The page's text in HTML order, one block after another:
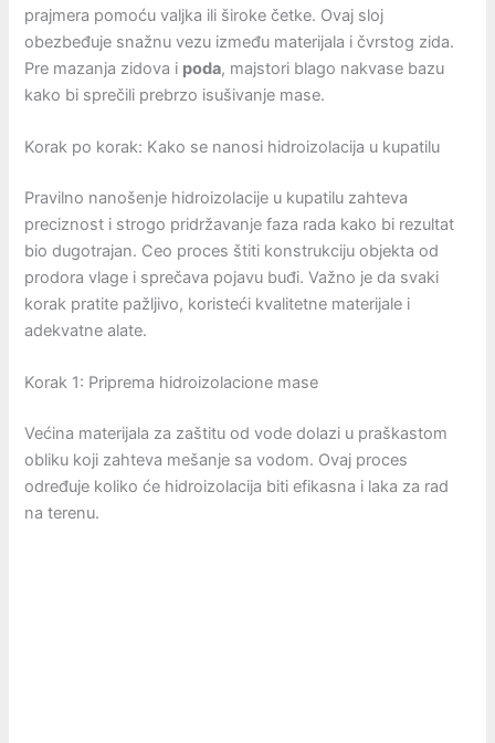
prajmera pomoću valjka ili široke četke. Ovaj sloj
obezbeđuje snažnu vezu između materijala i čvrstog zida.
Pre mazanja zidova i poda, majstori blago nakvase bazu
kako bi sprečili prebrzo isušivanje mase.
Korak po korak: Kako se nanosi hidroizolacija u kupatilu
Pravilno nanošenje hidroizolacije u kupatilu zahteva
preciznost i strogo pridržavanje faza rada kako bi rezultat
bio dugotrajan. Ceo proces štiti konstrukciju objekta od
prodora vlage i sprečava pojavu buđi. Važno je da svaki
korak pratite pažljivo, koristeći kvalitetne materijale i
adekvatne alate.
Korak 1: Priprema hidroizolacione mase
Većina materijala za zaštitu od vode dolazi u praškastom
obliku koji zahteva mešanje sa vodom. Ovaj proces
određuje koliko će hidroizolacija biti efikasna i laka za rad
na terenu.